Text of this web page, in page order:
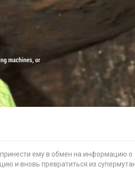
ему в обмен на информацию о
и вновь превратиться из